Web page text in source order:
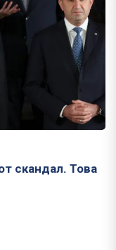
скандал. Това